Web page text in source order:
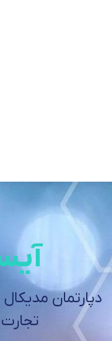
دپارتمان
تجارت